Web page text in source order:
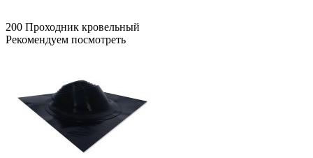
200 Проходник кровельный
Рекомендуем посмотреть